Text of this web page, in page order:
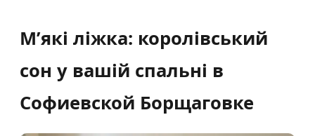
М’які ліжка: королівський
сон у вашій спальні в
Софиевской Борщаговке